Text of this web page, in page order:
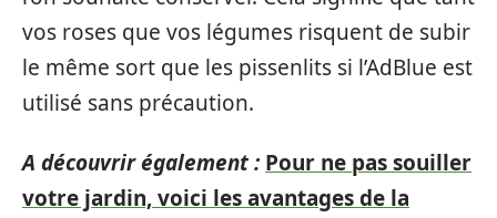
vos roses que vos légumes risquent de subir
le même sort que les pissenlits si l’AdBlue est
utilisé sans précaution.
A découvrir également : Pour ne pas souiller
votre jardin, voici les avantages de la